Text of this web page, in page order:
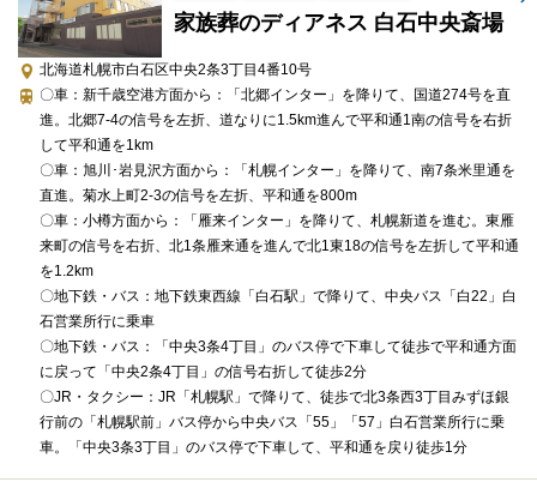
役所手続き代行
斎場へのご搬送
火葬場のご案内
骨壺・骨箱
アフターサポート
追加オプション
お坊さんの定額手配
※セットプランに含まれない内容、飲食接待費（料理、飲物、返
礼品、式場料、火葬場関係費、宗教者費用など）諸条件により変
動する費用は、人数と内容に応じて別料金がかかります。
ご希望やご予算に合わせた適正価格を見積るためには、人数・場
所（式場、火葬場）・宗教形式などを葬儀社と擦り合わせること
が必須ですので、遠慮なくお電話でお問合せください。
家族葬のディアネス 白石中央斎場
北海道札幌市白石区中央2条3丁目4番10号
〇車：新千歳空港方面から：「北郷インター」を降りて、国道274号を直
進。北郷7-4の信号を左折、道なりに1.5km進んで平和通1南の信号を右折
して平和通を1km
〇車：旭川･岩見沢方面から：「札幌インター」を降りて、南7条米里通を
直進。菊水上町2-3の信号を左折、平和通を800m
〇車：小樽方面から：「雁来インター」を降りて、札幌新道を進む。東雁
来町の信号を右折、北1条雁来通を進んで北1東18の信号を左折して平和通
を1.2km
〇地下鉄・バス：地下鉄東西線「白石駅」で降りて、中央バス「白22」白
石営業所行に乗車
〇地下鉄・バス：「中央3条4丁目」のバス停で下車して徒歩で平和通方面
に戻って「中央2条4丁目」の信号右折して徒歩2分
〇JR・タクシー：JR「札幌駅」で降りて、徒歩で北3条西3丁目みずほ銀
行前の「札幌駅前」バス停から中央バス「55」「57」白石営業所行に乗
車。「中央3条3丁目」のバス停で下車して、平和通を戻り徒歩1分